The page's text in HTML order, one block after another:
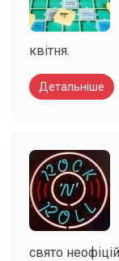
квітня.
Детальніше
свято